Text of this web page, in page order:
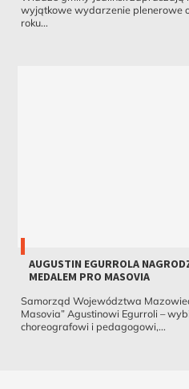
wyjątkowe wydarzenie plenerowe
roku...
AUGUSTIN EGURROLA
MEDALEM PRO MASOVIA
Samorząd Województwa
Masovia” Agustinowi Egurroli –
choreografowi i pedagogowi,...